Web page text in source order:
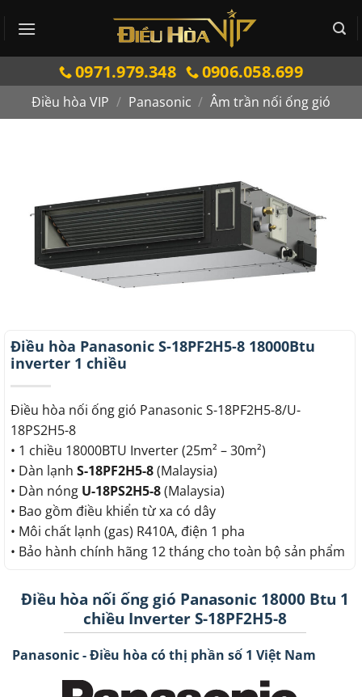
qua
0971.979.348 0906.058.699
Điều hòa VIP / Panasonic / Âm trần nối ống gió
Điều hòa Panasonic S-18PF2H5-8 18000Btu
inverter 1 chiều
Điều hòa nối ống gió Panasonic S-18PF2H5-8/U-
18PS2H5-8
• 1 chiều 18000BTU Inverter (25m² – 30m²)
• Dàn lạnh S-18PF2H5-8(Malaysia)
• Dàn nóng U-18PS2H5-8(Malaysia)
• Bao gồm điều khiển từ xa có dây
• Môi chất lạnh (gas) R410A, điện 1 pha
• Bảo hành chính hãng 12 tháng cho toàn bộ sản phẩm
Điều hòa nối ống gió Panasonic 18000 Btu 1
chiều Inverter S-18PF2H5-8
Panasonic - Điều hòa có thị phần số 1 Việt Nam